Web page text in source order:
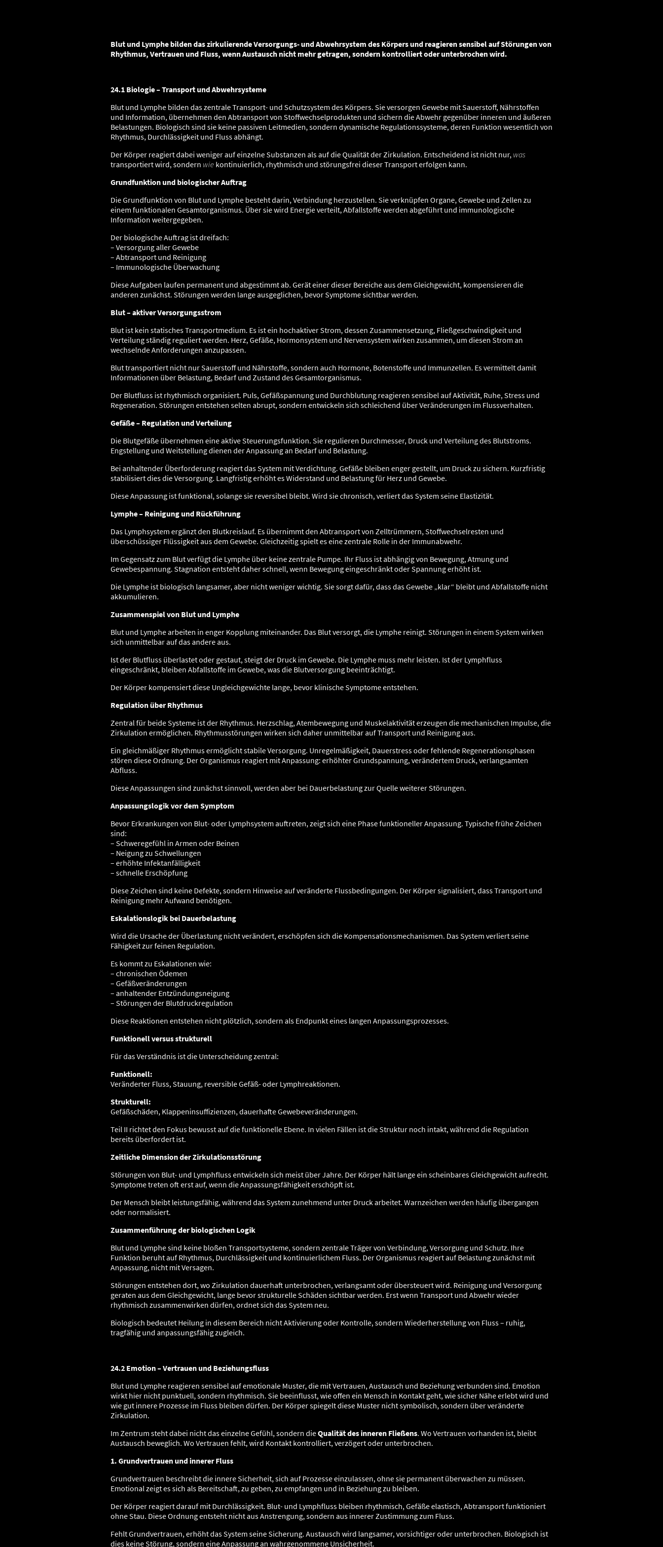
Blut und Lymphe bilden das zirkulierende Versorgungs- und Abwehrsystem des Körpers und reagieren sensibel auf Störungen von
Rhythmus, Vertrauen und Fluss, wenn Austausch nicht mehr getragen, sondern kontrolliert oder unterbrochen wird.
24.1 Biologie – Transport und Abwehrsysteme
Blut und Lymphe bilden das zentrale Transport- und Schutzsystem des Körpers. Sie versorgen Gewebe mit Sauerstoff, Nährstoffen
und Information, übernehmen den Abtransport von Stoffwechselprodukten und sichern die Abwehr gegenüber inneren und äußeren
Belastungen. Biologisch sind sie keine passiven Leitmedien, sondern dynamische Regulationssysteme, deren Funktion wesentlich von
Rhythmus, Durchlässigkeit und Fluss abhängt.
Der Körper reagiert dabei weniger auf einzelne Substanzen als auf die Qualität der Zirkulation. Entscheidend ist nicht nur, was
transportiert wird, sondern wie kontinuierlich, rhythmisch und störungsfrei dieser Transport erfolgen kann.
Grundfunktion und biologischer Auftrag
Die Grundfunktion von Blut und Lymphe besteht darin, Verbindung herzustellen. Sie verknüpfen Organe, Gewebe und Zellen zu
einem funktionalen Gesamtorganismus. Über sie wird Energie verteilt, Abfallstoffe werden abgeführt und immunologische
Information weitergegeben.
Der biologische Auftrag ist dreifach:
– Versorgung aller Gewebe
– Abtransport und Reinigung
– Immunologische Überwachung
Diese Aufgaben laufen permanent und abgestimmt ab. Gerät einer dieser Bereiche aus dem Gleichgewicht, kompensieren die
anderen zunächst. Störungen werden lange ausgeglichen, bevor Symptome sichtbar werden.
Blut – aktiver Versorgungsstrom
Blut ist kein statisches Transportmedium. Es ist ein hochaktiver Strom, dessen Zusammensetzung, Fließgeschwindigkeit und
Verteilung ständig reguliert werden. Herz, Gefäße, Hormonsystem und Nervensystem wirken zusammen, um diesen Strom an
wechselnde Anforderungen anzupassen.
Blut transportiert nicht nur Sauerstoff und Nährstoffe, sondern auch Hormone, Botenstoffe und Immunzellen. Es vermittelt damit
Informationen über Belastung, Bedarf und Zustand des Gesamtorganismus.
Der Blutfluss ist rhythmisch organisiert. Puls, Gefäßspannung und Durchblutung reagieren sensibel auf Aktivität, Ruhe, Stress und
Regeneration. Störungen entstehen selten abrupt, sondern entwickeln sich schleichend über Veränderungen im Flussverhalten.
Gefäße – Regulation und Verteilung
Die Blutgefäße übernehmen eine aktive Steuerungsfunktion. Sie regulieren Durchmesser, Druck und Verteilung des Blutstroms.
Engstellung und Weitstellung dienen der Anpassung an Bedarf und Belastung.
Bei anhaltender Überforderung reagiert das System mit Verdichtung. Gefäße bleiben enger gestellt, um Druck zu sichern. Kurzfristig
stabilisiert dies die Versorgung. Langfristig erhöht es Widerstand und Belastung für Herz und Gewebe.
Diese Anpassung ist funktional, solange sie reversibel bleibt. Wird sie chronisch, verliert das System seine Elastizität.
Lymphe – Reinigung und Rückführung
Das Lymphsystem ergänzt den Blutkreislauf. Es übernimmt den Abtransport von Zelltrümmern, Stoffwechselresten und
überschüssiger Flüssigkeit aus dem Gewebe. Gleichzeitig spielt es eine zentrale Rolle in der Immunabwehr.
Im Gegensatz zum Blut verfügt die Lymphe über keine zentrale Pumpe. Ihr Fluss ist abhängig von Bewegung, Atmung und
Gewebespannung. Stagnation entsteht daher schnell, wenn Bewegung eingeschränkt oder Spannung erhöht ist.
Die Lymphe ist biologisch langsamer, aber nicht weniger wichtig. Sie sorgt dafür, dass das Gewebe „klar“ bleibt und Abfallstoffe nicht
akkumulieren.
Zusammenspiel von Blut und Lymphe
Blut und Lymphe arbeiten in enger Kopplung miteinander. Das Blut versorgt, die Lymphe reinigt. Störungen in einem System wirken
sich unmittelbar auf das andere aus.
Ist der Blutfluss überlastet oder gestaut, steigt der Druck im Gewebe. Die Lymphe muss mehr leisten. Ist der Lymphfluss
eingeschränkt, bleiben Abfallstoffe im Gewebe, was die Blutversorgung beeinträchtigt.
Der Körper kompensiert diese Ungleichgewichte lange, bevor klinische Symptome entstehen.
Regulation über Rhythmus
Zentral für beide Systeme ist der Rhythmus. Herzschlag, Atembewegung und Muskelaktivität erzeugen die mechanischen Impulse, die
Zirkulation ermöglichen. Rhythmusstörungen wirken sich daher unmittelbar auf Transport und Reinigung aus.
Ein gleichmäßiger Rhythmus ermöglicht stabile Versorgung. Unregelmäßigkeit, Dauerstress oder fehlende Regenerationsphasen
stören diese Ordnung. Der Organismus reagiert mit Anpassung: erhöhter Grundspannung, verändertem Druck, verlangsamten
Abfluss.
Diese Anpassungen sind zunächst sinnvoll, werden aber bei Dauerbelastung zur Quelle weiterer Störungen.
Anpassungslogik vor dem Symptom
Bevor Erkrankungen von Blut- oder Lymphsystem auftreten, zeigt sich eine Phase funktioneller Anpassung. Typische frühe Zeichen
sind:
– Schweregefühl in Armen oder Beinen
– Neigung zu Schwellungen
– erhöhte Infektanfälligkeit
– schnelle Erschöpfung
Diese Zeichen sind keine Defekte, sondern Hinweise auf veränderte Flussbedingungen. Der Körper signalisiert, dass Transport und
Reinigung mehr Aufwand benötigen.
Eskalationslogik bei Dauerbelastung
Wird die Ursache der Überlastung nicht verändert, erschöpfen sich die Kompensationsmechanismen. Das System verliert seine
Fähigkeit zur feinen Regulation.
Es kommt zu Eskalationen wie:
– chronischen Ödemen
– Gefäßveränderungen
– anhaltender Entzündungsneigung
– Störungen der Blutdruckregulation
Diese Reaktionen entstehen nicht plötzlich, sondern als Endpunkt eines langen Anpassungsprozesses.
Funktionell versus strukturell
Für das Verständnis ist die Unterscheidung zentral:
Funktionell:
Veränderter Fluss, Stauung, reversible Gefäß- oder Lymphreaktionen.
Strukturell:
Gefäßschäden, Klappeninsuffizienzen, dauerhafte Gewebeveränderungen.
Teil II richtet den Fokus bewusst auf die funktionelle Ebene. In vielen Fällen ist die Struktur noch intakt, während die Regulation
bereits überfordert ist.
Zeitliche Dimension der Zirkulationsstörung
Störungen von Blut- und Lymphfluss entwickeln sich meist über Jahre. Der Körper hält lange ein scheinbares Gleichgewicht aufrecht.
Symptome treten oft erst auf, wenn die Anpassungsfähigkeit erschöpft ist.
Der Mensch bleibt leistungsfähig, während das System zunehmend unter Druck arbeitet. Warnzeichen werden häufig übergangen
oder normalisiert.
Zusammenführung der biologischen Logik
Blut und Lymphe sind keine bloßen Transportsysteme, sondern zentrale Träger von Verbindung, Versorgung und Schutz. Ihre
Funktion beruht auf Rhythmus, Durchlässigkeit und kontinuierlichem Fluss. Der Organismus reagiert auf Belastung zunächst mit
Anpassung, nicht mit Versagen.
Störungen entstehen dort, wo Zirkulation dauerhaft unterbrochen, verlangsamt oder übersteuert wird. Reinigung und Versorgung
geraten aus dem Gleichgewicht, lange bevor strukturelle Schäden sichtbar werden. Erst wenn Transport und Abwehr wieder
rhythmisch zusammenwirken dürfen, ordnet sich das System neu.
Biologisch bedeutet Heilung in diesem Bereich nicht Aktivierung oder Kontrolle, sondern Wiederherstellung von Fluss – ruhig,
tragfähig und anpassungsfähig zugleich.
24.2 Emotion – Vertrauen und Beziehungsfluss
Blut und Lymphe reagieren sensibel auf emotionale Muster, die mit Vertrauen, Austausch und Beziehung verbunden sind. Emotion
wirkt hier nicht punktuell, sondern rhythmisch. Sie beeinflusst, wie offen ein Mensch in Kontakt geht, wie sicher Nähe erlebt wird und
wie gut innere Prozesse im Fluss bleiben dürfen. Der Körper spiegelt diese Muster nicht symbolisch, sondern über veränderte
Zirkulation.
Im Zentrum steht dabei nicht das einzelne Gefühl, sondern dieQualität des inneren Fließens. Wo Vertrauen vorhanden ist, bleibt
Austausch beweglich. Wo Vertrauen fehlt, wird Kontakt kontrolliert, verzögert oder unterbrochen.
1. Grundvertrauen und innerer Fluss
Grundvertrauen beschreibt die innere Sicherheit, sich auf Prozesse einzulassen, ohne sie permanent überwachen zu müssen.
Emotional zeigt es sich als Bereitschaft, zu geben, zu empfangen und in Beziehung zu bleiben.
Der Körper reagiert darauf mit Durchlässigkeit. Blut- und Lymphfluss bleiben rhythmisch, Gefäße elastisch, Abtransport funktioniert
ohne Stau. Diese Ordnung entsteht nicht aus Anstrengung, sondern aus innerer Zustimmung zum Fluss.
Fehlt Grundvertrauen, erhöht das System seine Sicherung. Austausch wird langsamer, vorsichtiger oder unterbrochen. Biologisch ist
dies keine Störung, sondern eine Anpassung an wahrgenommene Unsicherheit.